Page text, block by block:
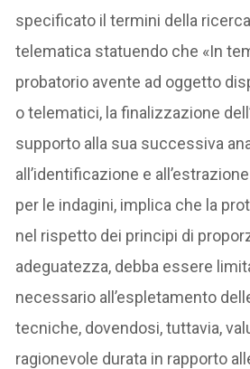
specificato il termini della
telematica statuendo che «In
probatorio avente ad oggetto
o telematici, la finalizzazione
supporto alla sua successiva
all’identificazione e
per le indagini, implica che la
nel rispetto dei principi di
adeguatezza, debba essere
necessario all’espletamento
tecniche, dovendosi, tuttavia,
ragionevole durata in rapporto